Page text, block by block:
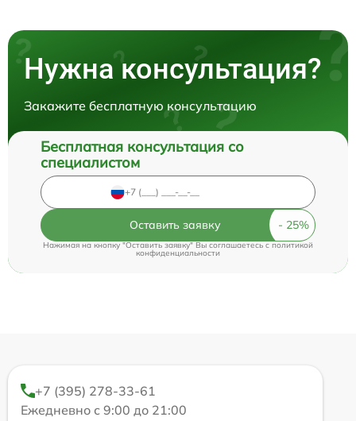
Нужна консультация?
Закажите бесплатную консультацию
Бесплатная консультация со
специалистом
Оставить заявку
Нажимая на кнопку "Оставить заявку" Вы соглашаетесь cполитикой
конфиденциальности
+7 (395) 278-33-61
Ежедневно с 9:00 до 21:00